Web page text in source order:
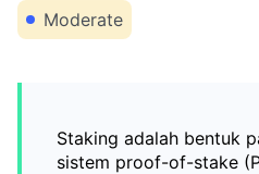
Moderate
Staking adalah bentuk
sistem proof-of-stake